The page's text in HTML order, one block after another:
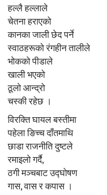
हल्लै हल्लाले
चेतना हराएको
कानका जाली छेद पर्ने
स्वाठहरूको रंगहीन तालीले
भोकको पीडाले
खाली भएको
ठूलो आन्द्रो
चस्की रहेछ ।
विरक्ति घायल बस्तीमा
पहेला ङिच्च दाँतमाथि
छाडा राजनीति दुष्टले
रमाइलो गर्दै,
ठगी मञ्चबाट उद्घोषण
गास, वास र कपास ।